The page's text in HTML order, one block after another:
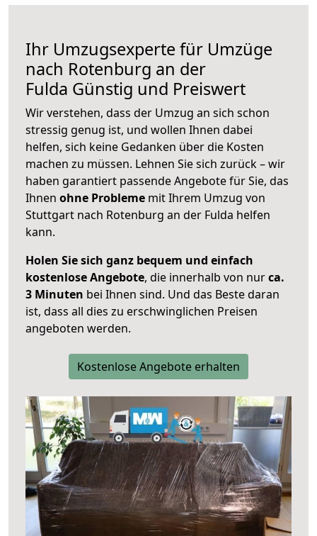
Ihr Umzugsexperte für Umzüge
nach Rotenburg an der
Fulda Günstig und Preiswert
Wir verstehen, dass der Umzug an sich schon
stressig genug ist, und wollen Ihnen dabei
helfen, sich keine Gedanken über die Kosten
machen zu müssen. Lehnen Sie sich zurück – wir
haben garantiert passende Angebote für Sie, das
Ihnen ohne Probleme mit Ihrem Umzug von
Stuttgart nach Rotenburg an der Fulda helfen
kann.
Holen Sie sich ganz bequem und einfach
kostenlose Angebote, die innerhalb von nurca.
3 Minuten bei Ihnen sind. Und das Beste daran
ist, dass all dies zu erschwinglichen Preisen
angeboten werden.
Kostenlose Angebote erhalten